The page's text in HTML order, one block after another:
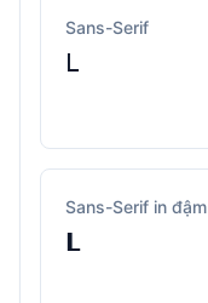
Sans-Serif
𝖫
Sans-Serif in đậm
𝗟